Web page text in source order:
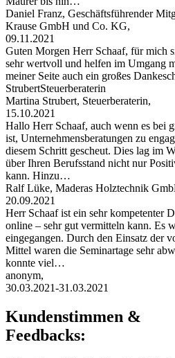
Daniel Franz, Geschäftsführender
Krause GmbH und Co. KG,
09.11.2021
Guten Morgen Herr Schaaf, für mich
sehr wertvoll und helfen im Umgang
meiner Seite auch ein großes
StrubertSteuerberaterin
Martina Strubert, Steuerberaterin,
15.10.2021
Hallo Herr Schaaf, auch wenn es bei
ist, Unternehmensberatungen zu
diesem Schritt gescheut. Dies lag im
über Ihren Berufsstand nicht nur
kann. Hinzu…
Ralf Lüke, Maderas Holztechnik
20.09.2021
Herr Schaaf ist ein sehr kompetenter
online – sehr gut vermitteln kann. Es
eingegangen. Durch den Einsatz der
Mittel waren die Seminartage sehr
konnte viel…
anonym,
30.03.2021-31.03.2021
Kundenstimmen &
Feedbacks: